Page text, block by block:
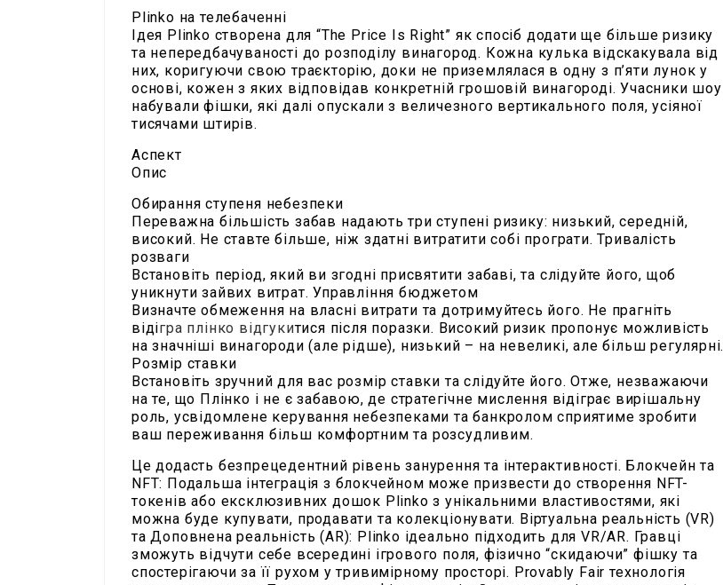
Plinko на телебаченні
Ідея Plinko створена для “The Price Is Right” як спосіб додати ще більше ризику
та непередбачуваності до розподілу винагород. Кожна кулька відскакувала від
них, коригуючи свою траєкторію, доки не приземлялася в одну з п’яти лунок у
основі, кожен з яких відповідав конкретній грошовій винагороді. Учасники шоу
набували фішки, які далі опускали з величезного вертикального поля, усіяної
тисячами штирів.
Аспект
Опис
Обирання ступеня небезпеки
Переважна більшість забав надають три ступені ризику: низький, середній,
високий. Не ставте більше, ніж здатні витратити собі програти. Тривалість
розваги
Встановіть період, який ви згодні присвятити забаві, та слідуйте його, щоб
уникнути зайвих витрат. Управління бюджетом
Визначте обмеження на власні витрати та дотримуйтесь його. Не прагніть
відігра плінко відгукитися після поразки. Високий ризик пропонує можливість
на значніші винагороди (але рідше), низький – на невеликі, але більш регулярні.
Розмір ставки
Встановіть зручний для вас розмір ставки та слідуйте його. Отже, незважаючи
на те, що Плінко і не є забавою, де стратегічне мислення відіграє вирішальну
роль, усвідомлене керування небезпеками та банкролом сприятиме зробити
ваш переживання більш комфортним та розсудливим.
Це додасть безпрецедентний рівень занурення та інтерактивності. Блокчейн та
NFT: Подальша інтеграція з блокчейном може призвести до створення NFT-
токенів або ексклюзивних дошок Plinko з унікальними властивостями, які
можна буде купувати, продавати та колекціонувати. Віртуальна реальність (VR)
та Доповнена реальність (AR): Plinko ідеально підходить для VR/AR. Гравці
зможуть відчути себе всередині ігрового поля, фізично “скидаючи” фішку та
спостерігаючи за її рухом у тривимірному просторі. Provably Fair технологія